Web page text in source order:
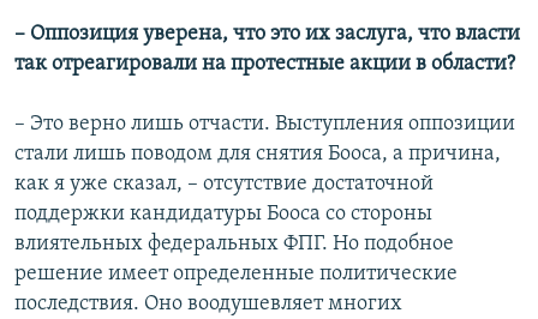
– Оппозиция уверена, что это их заслуга, что власти
так отреагировали на протестные акции в области?
– Это верно лишь отчасти. Выступления оппозиции
стали лишь поводом для снятия Бооса, а причина,
как я уже сказал, – отсутствие достаточной
поддержки кандидатуры Бооса со стороны
влиятельных федеральных ФПГ. Но подобное
решение имеет определенные политические
последствия. Оно воодушевляет многих